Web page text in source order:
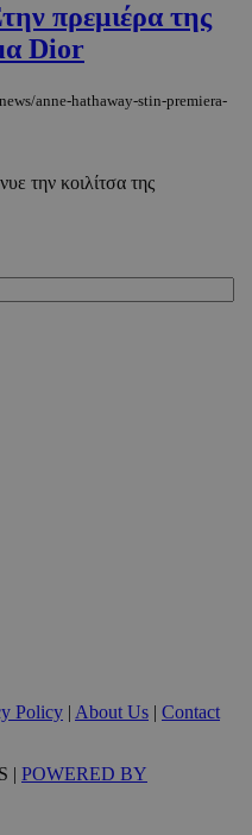
πρεμιέρα της
Dior
anne-hathaway-stin-premiera-
την κοιλίτσα της
Policy | About Us | Contact
| POWERED BY